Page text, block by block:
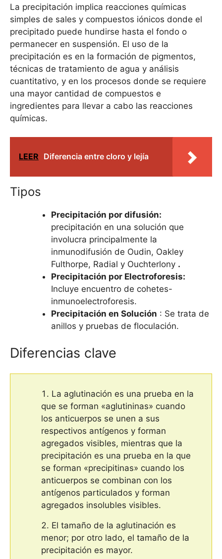
La precipitación implica reacciones químicas
simples de sales y compuestos iónicos donde el
precipitado puede hundirse hasta el fondo o
permanecer en suspensión. El uso de la
precipitación es en la formación de pigmentos,
técnicas de tratamiento de agua y análisis
cuantitativo, y en los procesos donde se requiere
una mayor cantidad de compuestos e
ingredientes para llevar a cabo las reacciones
químicas.
LEER Diferencia entre cloro y lejía
Tipos
Precipitación por difusión:
precipitación en una solución que
involucra principalmente la
inmunodifusión de Oudin, Oakley
Fulthorpe, Radial y Ouchterlony .
Precipitación por Electroforesis:
Incluye encuentro de cohetes-
inmunoelectroforesis.
Precipitación en Solución : Se trata de
anillos y pruebas de floculación.
Diferencias clave
La aglutinación es una prueba en la
que se forman «aglutininas» cuando
los anticuerpos se unen a sus
respectivos antígenos y forman
agregados visibles, mientras que la
precipitación es una prueba en la que
se forman «precipitinas» cuando los
anticuerpos se combinan con los
antígenos particulados y forman
agregados insolubles visibles.
El tamaño de la aglutinación es
menor; por otro lado, el tamaño de la
precipitación es mayor.